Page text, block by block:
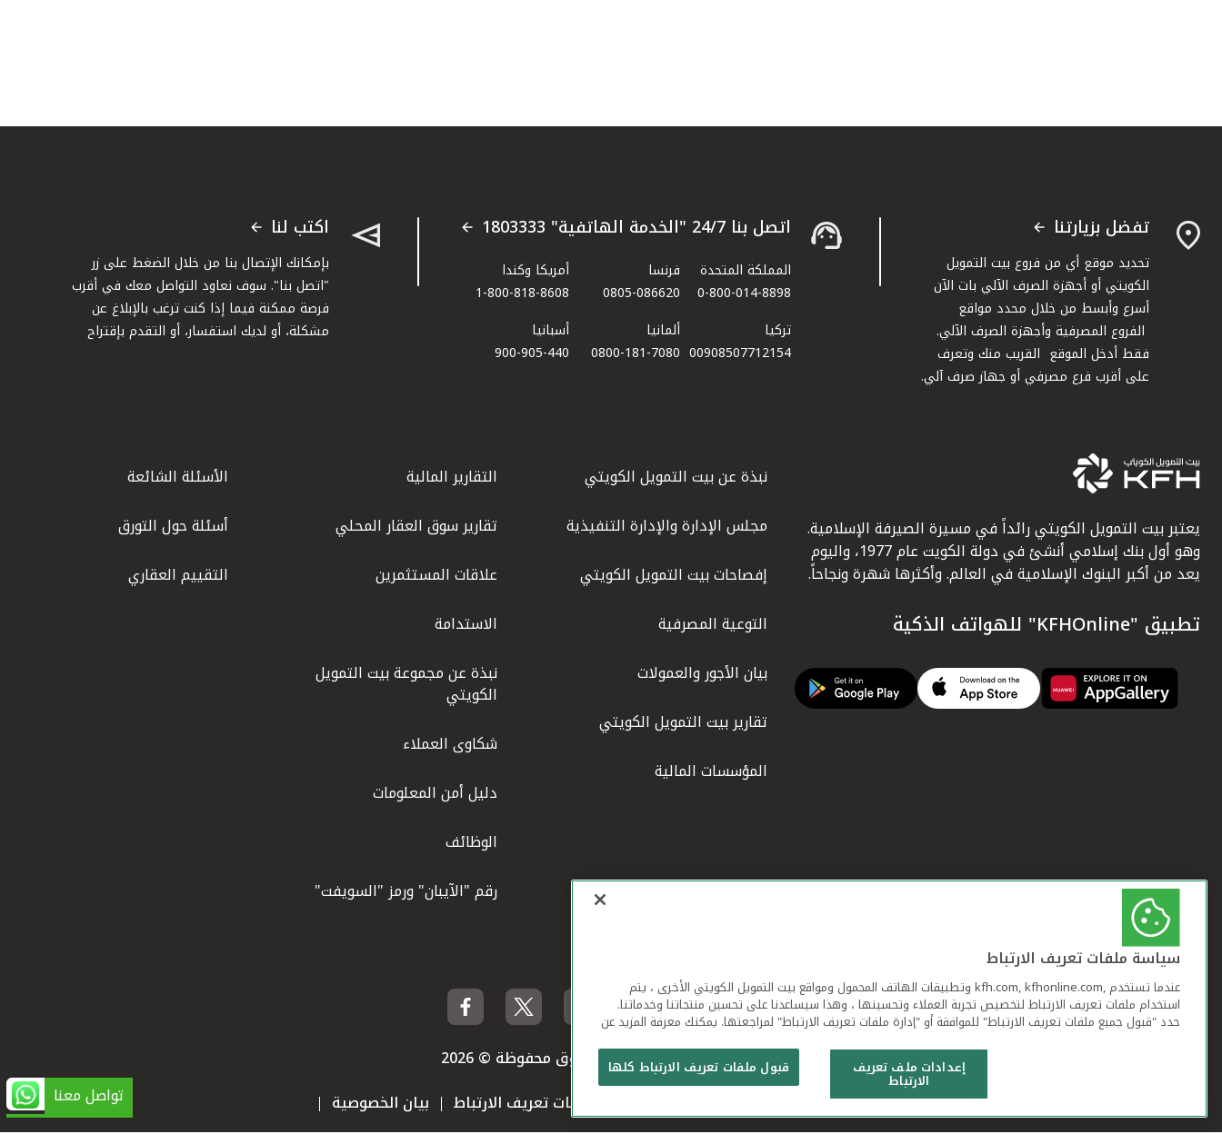
تواصل معنا
تفضل بزيارتنا
تحديد موقع أي من فروع بيت التمويل
الكويتي أو أجهزة الصرف الآلي بات الآن
أسرع وأبسط من خلال محدد مواقع
الفروع المصرفية وأجهزة الصرف الآلي.
فقط أدخل الموقع القريب منك وتعرف
على أقرب فرع مصرفي أو جهاز صرف آلي.
اتصل بنا 24/7 "الخدمة الهاتفية" 1803333
المملكة المتحدة
0-800-014-8898
فرنسا
0805-086620
أمريكا وكندا
1-800-818-8608
تركيا
00908507712154​
ألمانيا
0800-181-7080
أسبانيا
900-905-440
اكتب لنا
بإمكانك الإتصال بنا من خلال الضغط على زر
"اتصل بنا". سوف نعاود التواصل معك في أقرب
فرصة ممكنة فيما إذا كنت ترغب بالإبلاغ عن
مشكلة، أو لديك استفسار، أو التقدم بإقتراح
يعتبر بيت التمويل الكويتي رائداً في مسيرة الصيرفة الإسلامية.
وهو أول بنك إسلامي أنشئ في دولة الكويت عام 1977، واليوم
يعد من أكبر البنوك الإسلامية في العالم. وأكثرها شهرة ونجاحاً.
تطبيق "KFHOnline" للهواتف الذكية
نبذة عن بيت التمويل الكويتي
مجلس الإدارة والإدارة التنفيذية
إفصاحات بيت التمويل الكويتي
التوعية المصرفية
بيان الأجور والعمولات
تقارير بيت التمويل الكويتي
المؤسسات المالية
التقارير المالية
تقارير سوق العقار المحلي
علاقات المستثمرين
الاستدامة
نبذة عن مجموعة بيت التمويل
الكويتي
شكاوى العملاء
دليل أمن المعلومات
الوظائف
رقم "الآيبان" ورمز "السويفت"
الأسئلة الشائعة
أسئلة حول التورق
التقييم العقاري
بيت التمويل الكويتي جميع الحقوق محفوظة © 2026
شروط وأحكام استخدام الموقع الإلكتروني
ملفات تعريف الارتباط بيان الخصوصية
سياسة ملفات تعريف الارتباط
عندما تستخدم ,kfh.com, kfhonline.com وتطبيقات الهاتف المحمول ومواقع بيت التمويل الكويتي الأخرى ، يتم
استخدام ملفات تعريف الارتباط لتخصيص تجربة العملاء وتحسينها ، وهذا سيساعدنا على تحسين منتجاتنا وخدماتنا.
حدد "قبول جميع ملفات تعريف الارتباط" للموافقة أو "إدارة ملفات تعريف الارتباط" لمراجعتها. يمكنك معرفة المزيد عن
قبول ملفات تعريف الارتباط كلها
إعدادات ملف تعريف
الارتباط